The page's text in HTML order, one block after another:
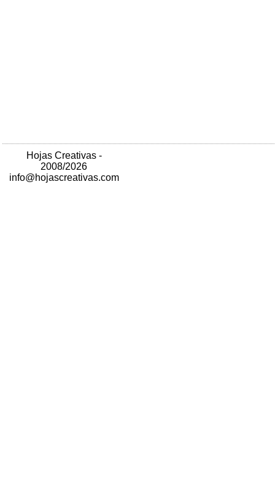
Hojas Creativas -
2008/2026
info@hojascreativas.com